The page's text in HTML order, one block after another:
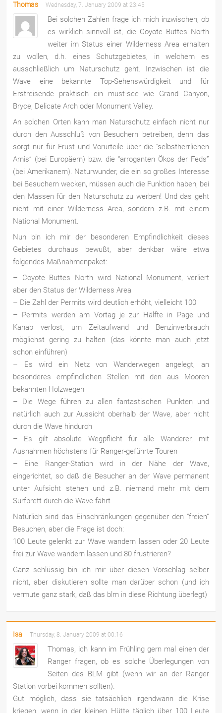
Thomas Wednesday, 7. January 2009 at 23:45
Bei solchen Zahlen frage ich mich inzwischen, ob
es wirklich sinnvoll ist, die Coyote Buttes North
weiter im Status einer Wilderness Area erhalten
zu wollen, d.h. eines Schutzgebietes, in welchem es
ausschließlich um Naturschutz geht. Inzwischen ist die
Wave eine bekannte Top-Sehenswürdigkeit und für
Erstreisende praktisch ein must-see wie Grand Canyon,
Bryce, Delicate Arch oder Monument Valley.
An solchen Orten kann man Naturschutz einfach nicht nur
durch den Ausschluß von Besuchern betreiben, denn das
sorgt nur für Frust und Vorurteile über die “selbstherrlichen
Amis” (bei Europäern) bzw. die “arroganten Ökos der Feds”
(bei Amerikanern). Naturwunder, die ein so großes Interesse
bei Besuchern wecken, müssen auch die Funktion haben, bei
den Massen für den Naturschutz zu werben! Und das geht
nicht mit einer Wilderness Area, sondern z.B. mit einem
National Monument.
Nun bin ich mir der besonderen Empfindlichkeit dieses
Gebietes durchaus bewußt, aber denkbar wäre etwa
folgendes Maßnahmenpaket:
– Coyote Buttes North wird National Monument, verliert
aber den Status der Wilderness Area
– Die Zahl der Permits wird deutlich erhöht, vielleicht 100
– Permits werden am Vortag je zur Hälfte in Page und
Kanab verlost, um Zeitaufwand und Benzinverbrauch
möglichst gering zu halten (das könnte man auch jetzt
schon einführen)
– Es wird ein Netz von Wanderwegen angelegt, an
besonderes empfindlichen Stellen mit den aus Mooren
bekannten Holzwegen
– Die Wege führen zu allen fantastischen Punkten und
natürlich auch zur Aussicht oberhalb der Wave, aber nicht
durch die Wave hindurch
– Es gilt absolute Wegpflicht für alle Wanderer, mit
Ausnahmen höchstens für Ranger-geführte Touren
– Eine Ranger-Station wird in der Nähe der Wave,
eingerichtet, so daß die Besucher an der Wave permanent
unter Aufsicht stehen und z.B. niemand mehr mit dem
Surfbrett durch die Wave fährt
Natürlich sind das Einschränkungen gegenüber den “freien”
Besuchen, aber die Frage ist doch:
100 Leute gelenkt zur Wave wandern lassen oder 20 Leute
frei zur Wave wandern lassen und 80 frustrieren?
Ganz schlüssig bin ich mir über diesen Vorschlag selber
nicht, aber diskutieren sollte man darüber schon (und ich
vermute ganz stark, daß das blm in diese Richtung überlegt)
Isa Thursday, 8. January 2009 at 00:16
Thomas, ich kann im Frühling gern mal einen der
Ranger fragen, ob es solche Überlegungen von
Seiten des BLM gibt (wenn wir an der Ranger
Station vorbei kommen sollten).
Gut möglich, dass sie tatsächlich irgendwann die Krise
kriegen, wenn in der kleinen Hütte täglich über 100 Leute